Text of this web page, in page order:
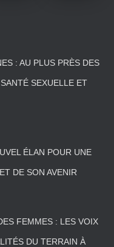
: AU PLUS PRÈS DES
SEXUELLE ET
ÉLAN POUR UNE
DE SON AVENIR
FEMMES : LES VOIX
DU TERRAIN À